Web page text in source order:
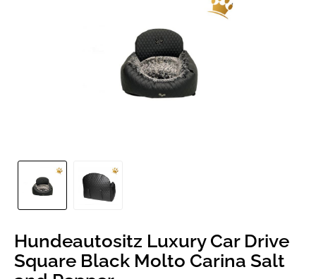
Hundeautositz Luxury Car Drive
Square Black Molto Carina Salt